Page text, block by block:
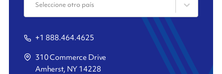
Seleccione otro país
+1 888.464.4625
310 Commerce Drive
Amherst, NY 14228